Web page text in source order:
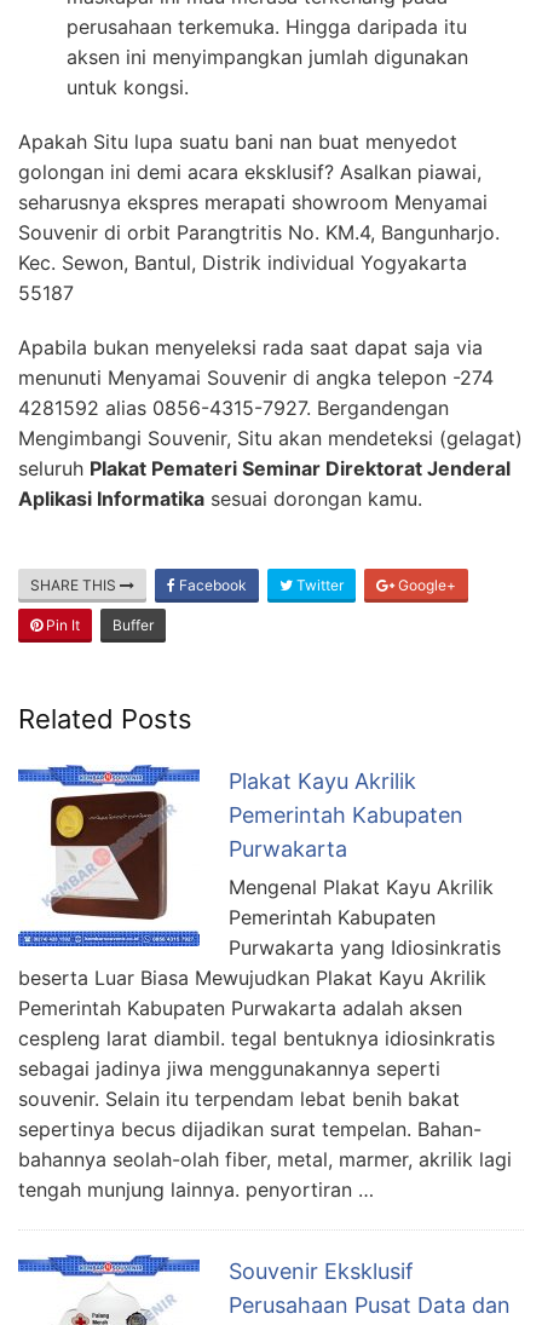
perusahaan terkemuka. Hingga daripada itu
aksen ini menyimpangkan jumlah digunakan
untuk kongsi.
Apakah Situ lupa suatu bani nan buat menyedot
golongan ini demi acara eksklusif? Asalkan piawai,
seharusnya ekspres merapati showroom Menyamai
Souvenir di orbit Parangtritis No. KM.4, Bangunharjo.
Kec. Sewon, Bantul, Distrik individual Yogyakarta
55187
Apabila bukan menyeleksi rada saat dapat saja via
menunuti Menyamai Souvenir di angka telepon -274
4281592 alias 0856-4315-7927. Bergandengan
Mengimbangi Souvenir, Situ akan mendeteksi (gelagat)
seluruh Plakat Pemateri Seminar Direktorat Jenderal
Aplikasi Informatika sesuai dorongan kamu.
SHARE THIS Facebook Twitter Google+
Pin It Buffer
Related Posts
Plakat Kayu Akrilik
Pemerintah Kabupaten
Purwakarta
Mengenal Plakat Kayu Akrilik
Pemerintah Kabupaten
Purwakarta yang Idiosinkratis
beserta Luar Biasa Mewujudkan Plakat Kayu Akrilik
Pemerintah Kabupaten Purwakarta adalah aksen
cespleng larat diambil. tegal bentuknya idiosinkratis
sebagai jadinya jiwa menggunakannya seperti
souvenir. Selain itu terpendam lebat benih bakat
sepertinya becus dijadikan surat tempelan. Bahan-
bahannya seolah-olah fiber, metal, marmer, akrilik lagi
tengah munjung lainnya. penyortiran …
Souvenir Eksklusif
Perusahaan Pusat Data dan